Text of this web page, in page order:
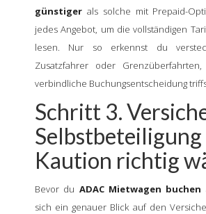
günstiger als solche mit Prepaid-
jedes Angebot, um die vollständigen
lesen. Nur so erkennst du
Zusatzfahrer oder
verbindliche Buchungsentscheidung
Schritt 3.
Selbstbeteiligung
Kaution richtig
Bevor du ADAC Mietwagen buchen
sich ein genauer Blick auf den